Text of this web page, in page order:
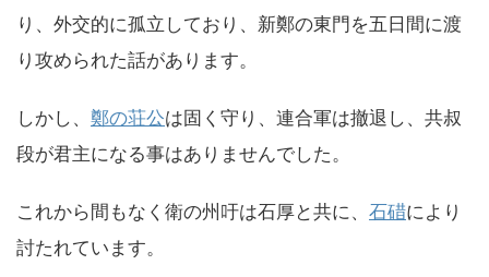
り、外交的に孤立しており、新鄭の東門を五日間に渡
り攻められた話があります。
しかし、 鄭の荘公は固く守り、連合軍は撤退し、共叔
段が君主になる事はありませんでした。
これから間もなく衛の州吁は石厚と共に、 石碏により
討たれています。